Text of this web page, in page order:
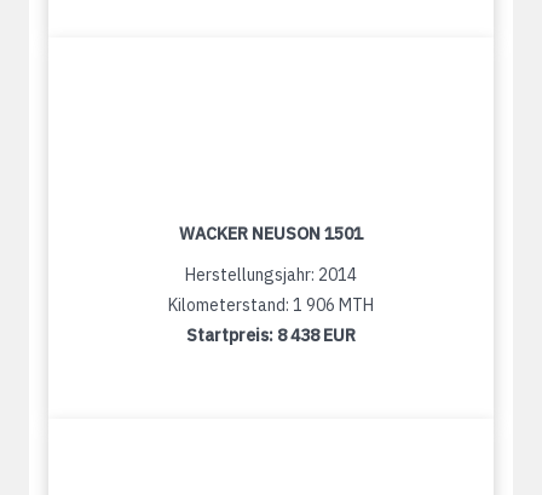
WACKER NEUSON 1501
Herstellungsjahr: 2014
Kilometerstand: 1 906 MTH
Startpreis: 8 438 EUR